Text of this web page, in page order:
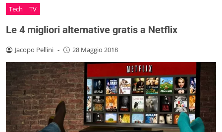
Tech TV
Le 4 migliori alternative gratis a Netflix
Jacopo Pellini - 28 Maggio 2018